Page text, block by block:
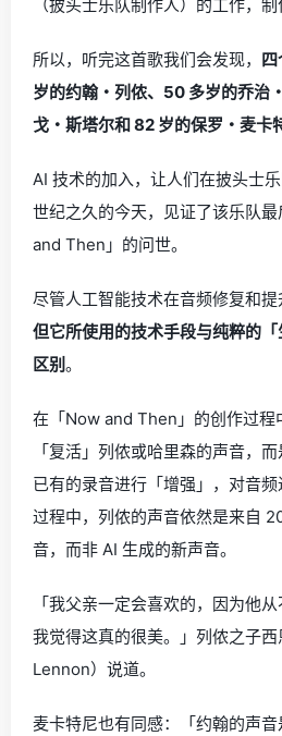
（披头士乐队制作人）的工作，制
所以，听完这首歌我们会发现，
岁的约翰・列侬、50 多岁的乔治
戈・斯塔尔和 82 岁的保罗・麦卡
AI 技术的加入，让人们在披头士
世纪之久的今天，见证了该乐队
and Then」的问世。
尽管人工智能技术在音频修复和提
但它所使用的技术手段与纯粹的
区别。
在「Now and Then」的创作过程
「复活」列侬或哈里森的声音，
已有的录音进行「增强」，对音
过程中，列侬的声音依然是来自
音，而非 AI 生成的新声音。
「我父亲一定会喜欢的，因为他
我觉得这真的很美。」列侬之子
Lennon）说道。
麦卡特尼也有同感：「约翰的声